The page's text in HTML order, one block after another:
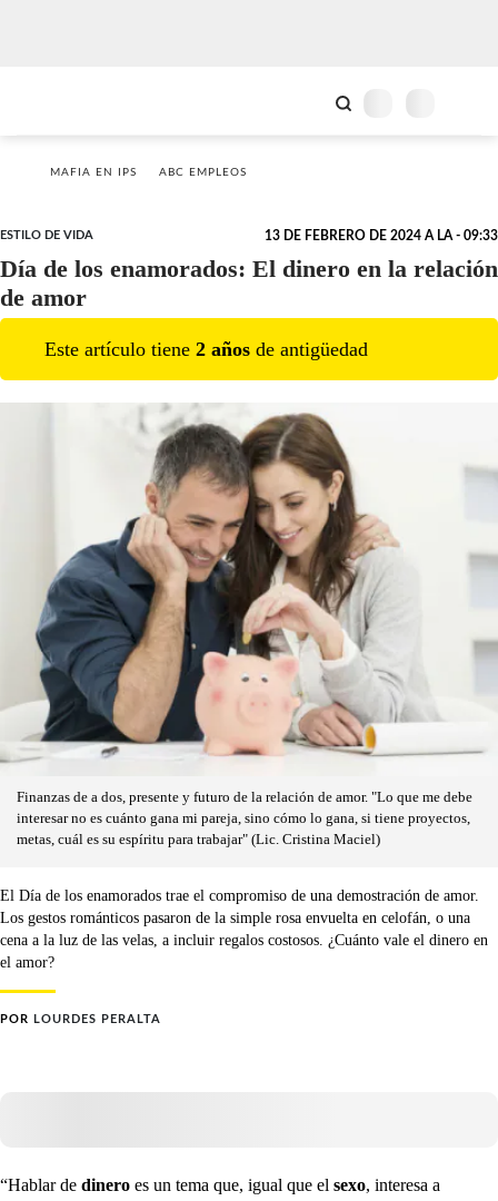
MAFIA EN IPS ABC EMPLEOS
ESTILO DE VIDA 13 DE FEBRERO DE 2024 A LA - 09:33
Día de los enamorados: El dinero en la relación
de amor
Este artículo tiene 2 años de antigüedad
Finanzas de a dos, presente y futuro de la relación de amor. "Lo que me debe
interesar no es cuánto gana mi pareja, sino cómo lo gana, si tiene proyectos,
metas, cuál es su espíritu para trabajar" (Lic. Cristina Maciel)
El Día de los enamorados trae el compromiso de una demostración de amor.
Los gestos románticos pasaron de la simple rosa envuelta en celofán, o una
cena a la luz de las velas, a incluir regalos costosos. ¿Cuánto vale el dinero en
el amor?
POR LOURDES PERALTA
“Hablar de dinero es un tema que, igual que el sexo, interesa a